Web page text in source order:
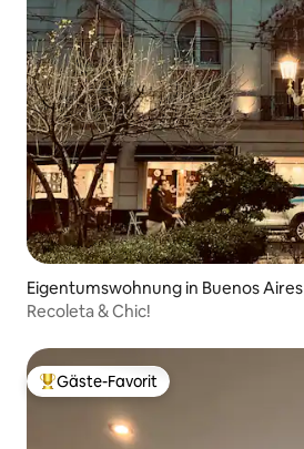
Eigentumswohnung in Buenos Aires
Recoleta & Chic!
Beliebter Gäste-Favorit.
Gäste-Favorit